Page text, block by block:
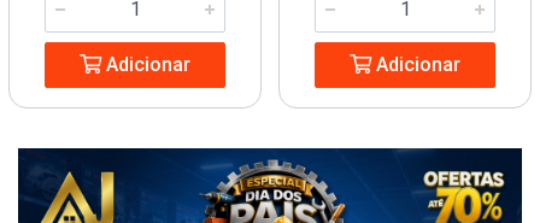
Adicionar Adicionar